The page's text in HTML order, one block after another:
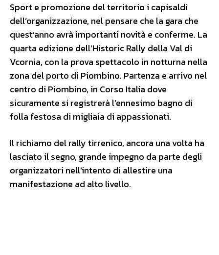
Sport e promozione del territorio i capisaldi
dell’organizzazione, nel pensare che la gara che
quest’anno avrà importanti novità e conferme. La
quarta edizione dell’Historic Rally della Val di
Vcornia, con la prova spettacolo in notturna nella
zona del porto di Piombino. Partenza e arrivo nel
centro di Piombino, in Corso Italia dove
sicuramente si registrerà l’ennesimo bagno di
folla festosa di migliaia di appassionati.
Il richiamo del rally tirrenico, ancora una volta ha
lasciato il segno, grande impegno da parte degli
organizzatori nell’intento di allestire una
manifestazione ad alto livello.